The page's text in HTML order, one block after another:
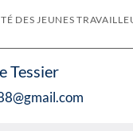
DES JEUNES
Tessier